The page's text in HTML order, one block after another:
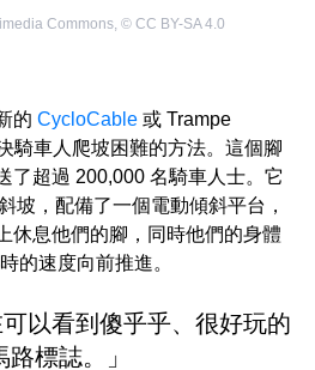
Commons, © CC BY-SA 4.0
的 CycloCable 或 Trampe
騎車人爬坡困難的方法。這個腳
了超過 200,000 名騎車人士。它
坡，配備了一個電動傾斜平台，
休息他們的腳，同時他們的身體
的速度向前推進。
以看到傻乎乎、很好玩的
路標誌。」